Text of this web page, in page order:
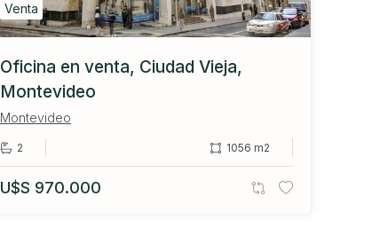
Venta
Oficina en venta, Ciudad Vieja,
Montevideo
Montevideo
2 1056 m2
U$S 970.000